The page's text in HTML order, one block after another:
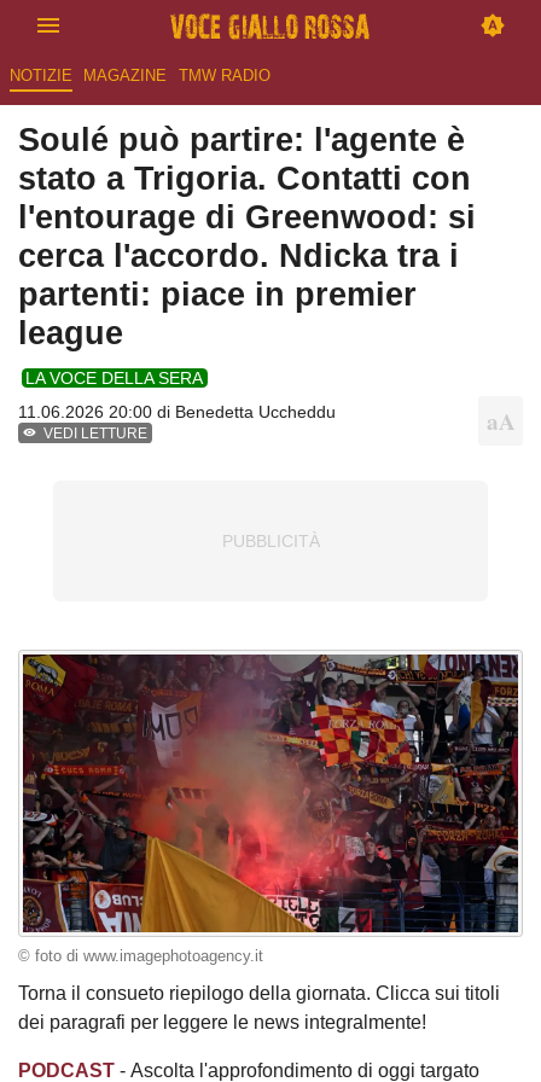
NOTIZIE MAGAZINE TMW RADIO
Soulé può partire: l'agente è
stato a Trigoria. Contatti con
l'entourage di Greenwood: si
cerca l'accordo. Ndicka tra i
partenti: piace in premier
league
LA VOCE DELLA SERA
11.06.2026 20:00 di Benedetta Uccheddu
VEDI LETTURE
© foto di www.imagephotoagency.it
Torna il consueto riepilogo della giornata. Clicca sui titoli
dei paragrafi per leggere le news integralmente!
PODCAST - Ascolta l'approfondimento di oggi targato